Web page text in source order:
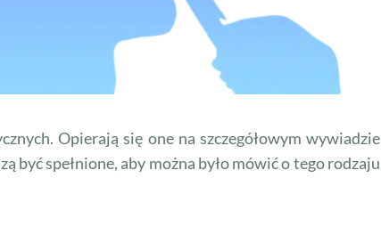
Opierają się one na szczegółowym wywiadzie
być spełnione, aby można było mówić o tego rodzaju